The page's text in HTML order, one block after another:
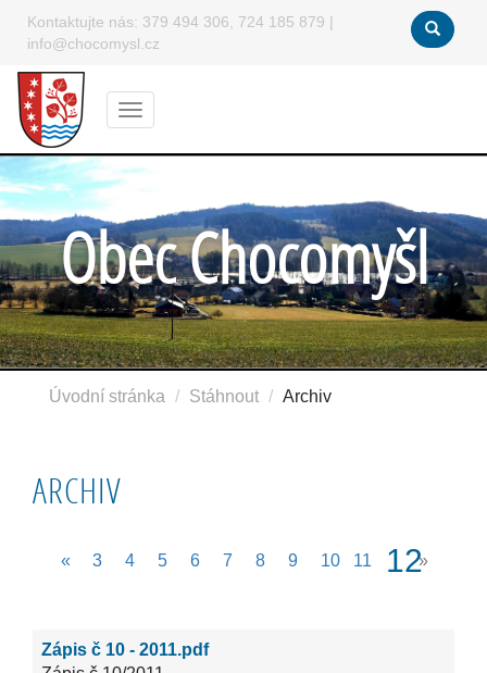
Kontaktujte nás: 379 494 306, 724 185 879 |
info@chocomysl.cz
Menu
Obec Chocomyšl
Úvodní stránka Stáhnout Archiv
ARCHIV
« 3 4 5 6 7 8 9 10 11 12»
Zápis č 10 - 2011.pdf